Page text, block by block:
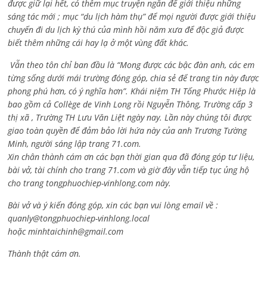
được giữ lại hết, có thêm mục truyện ngắn để giới thiệu những
sáng tác mới ; mục “du lịch hàm thụ” để mọi người được giới thiệu
chuyến đi du lịch kỳ thú của mình hồi năm xưa để độc giả được
biết thêm những cái hay lạ ở một vùng đất khác.
Vẫn theo tôn chỉ ban đầu là “Mong được các bậc đàn anh, các em
từng sống dưới mái trường đóng góp, chia sẻ để trang tin này được
phong phú hơn, có ý nghĩa hơn”. Khái niệm TH Tống Phước Hiệp là
bao gồm cả Collège de Vinh Long rồi Nguyễn Thông, Trường cấp 3
thị xã , Trường TH Lưu Văn Liệt ngày nay. Lần này chúng tôi được
giao toàn quyền để đảm bảo lời hứa này của anh Trương Tường
Minh, người sáng lập trang 71.com.
Xin chân thành cám ơn các bạn thời gian qua đã đóng góp tư liệu,
bài vở, tài chính cho trang 71.com và giờ đây vẫn tiếp tục ủng hộ
cho trang tongphuochiep-vinhlong.com này.
Bài vở và ý kiến đóng góp, xin các bạn vui lòng email về :
quanly@tongphuochiep-vinhlong.local
hoặcminhtaichinh@gmail.com
Thành thật cám ơn.